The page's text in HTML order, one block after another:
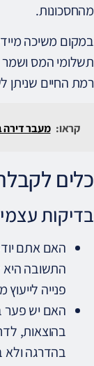
מהחסכונות.
במקום משיכה
תשלומי המס ושמר
רמת החיים שניתן
קראו: מעבר דירה
כלים
בדיקות
האם אתם
התשובה היא
פנייה
האם יש פער
בהוצאות,
בהדרגה